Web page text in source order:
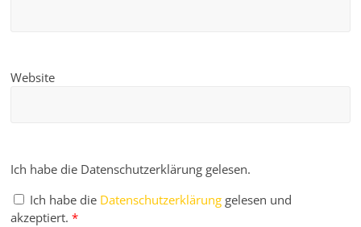
Website
Ich habe die Datenschutzerklärung gelesen.
Ich habe die Datenschutzerklärung gelesen und
akzeptiert. *